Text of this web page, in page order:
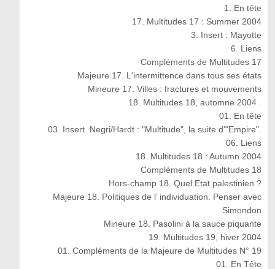
1. En tête
17. Multitudes 17 : Summer 2004
3. Insert : Mayotte
6. Liens
Compléments de Multitudes 17
Majeure 17. L'intermittence dans tous ses états
Mineure 17. Villes : fractures et mouvements
18. Multitudes 18, automne 2004 .
01. En tête
03. Insert. Negri/Hardt : "Multitude", la suite d'"Empire".
06. Liens
18. Multitudes 18 : Autumn 2004
Compléments de Multitudes 18
Hors-champ 18. Quel Etat palestinien ?
Majeure 18. Politiques de l’ individuation. Penser avec
Simondon
Mineure 18. Pasolini à la sauce piquante
19. Multitudes 19, hiver 2004
01. Compléments de la Majeure de Multitudes N° 19
01. En Tête